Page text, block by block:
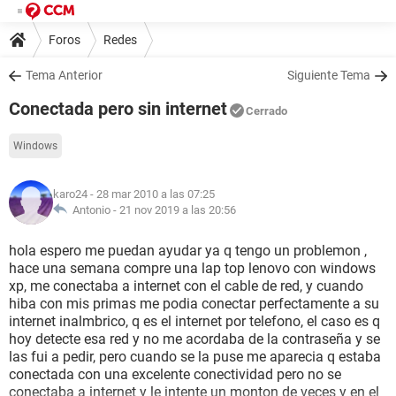
Foros Redes
Tema Anterior Siguiente Tema
Conectada pero sin internet Cerrado
Windows
karo24 - 28 mar 2010 a las 07:25
Antonio - 21 nov 2019 a las 20:56
hola espero me puedan ayudar ya q tengo un problemon ,
hace una semana compre una lap top lenovo con windows
xp, me conectaba a internet con el cable de red, y cuando
hiba con mis primas me podia conectar perfectamente a su
internet inalmbrico, q es el internet por telefono, el caso es q
hoy detecte esa red y no me acordaba de la contraseña y se
las fui a pedir, pero cuando se la puse me aparecia q estaba
conectada con una excelente conectividad pero no se
conectaba a internet y le intente un monton de veces y en el